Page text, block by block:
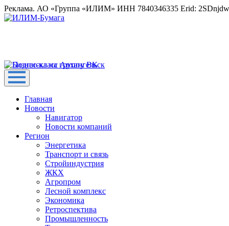
Реклама. АО «Группа «ИЛИМ» ИНН 7840346335 Erid:
Главная
Новости
Навигатор
Новости компаний
Регион
Энергетика
Транспорт и связь
Стройиндустрия
ЖКХ
Агропром
Лесной комплекс
Экономика
Ретроспектива
Промышленность